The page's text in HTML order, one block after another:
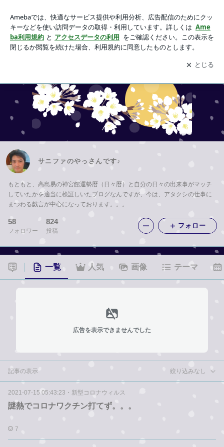
アプリをダウンロードして ブログの更新通知
を受け取りまし
ょう。
開く
サニファのやっさんです♪
もともと、高島易の神宮館運勢暦（日々暦）と自分の日々の出来事がマッチ
していたかを適当に検証しいたブログなんですが、今は、アタクシの仕事に
まつわる戯言が中心になっております。。。
58
フォロワー
824
投稿
フォロー
一覧 人気 画像 テーマ
広告を表示できませんでした
記事の表示 絞り込みなし
2021-07-15 05:43:23 ・ 新型コロナウィルス
謎熱でコロナワクチン打てず。。。
7